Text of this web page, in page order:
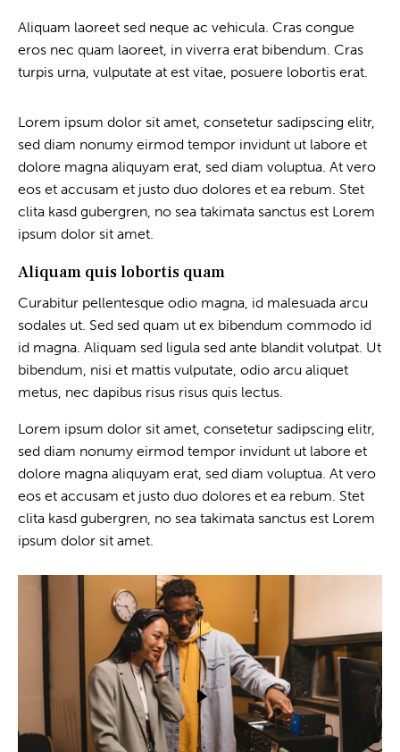
Aliquam laoreet sed neque ac vehicula. Cras congue
eros nec quam laoreet, in viverra erat bibendum. Cras
turpis urna, vulputate at est vitae, posuere lobortis erat.
Lorem ipsum dolor sit amet, consetetur sadipscing elitr,
sed diam nonumy eirmod tempor invidunt ut labore et
dolore magna aliquyam erat, sed diam voluptua. At vero
eos et accusam et justo duo dolores et ea rebum. Stet
clita kasd gubergren, no sea takimata sanctus est Lorem
ipsum dolor sit amet.
Aliquam quis lobortis quam
Curabitur pellentesque odio magna, id malesuada arcu
sodales ut. Sed sed quam ut ex bibendum commodo id
id magna. Aliquam sed ligula sed ante blandit volutpat. Ut
bibendum, nisi et mattis vulputate, odio arcu aliquet
metus, nec dapibus risus risus quis lectus.
Lorem ipsum dolor sit amet, consetetur sadipscing elitr,
sed diam nonumy eirmod tempor invidunt ut labore et
dolore magna aliquyam erat, sed diam voluptua. At vero
eos et accusam et justo duo dolores et ea rebum. Stet
clita kasd gubergren, no sea takimata sanctus est Lorem
ipsum dolor sit amet.